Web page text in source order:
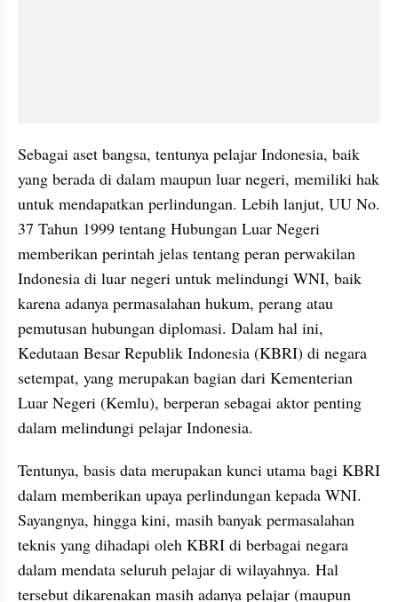
Sebagai aset bangsa, tentunya pelajar Indonesia, baik
yang berada di dalam maupun luar negeri, memiliki hak
untuk mendapatkan perlindungan. Lebih lanjut, UU No.
37 Tahun 1999 tentang Hubungan Luar Negeri
memberikan perintah jelas tentang peran perwakilan
Indonesia di luar negeri untuk melindungi WNI, baik
karena adanya permasalahan hukum, perang atau
pemutusan hubungan diplomasi. Dalam hal ini,
Kedutaan Besar Republik Indonesia (KBRI) di negara
setempat, yang merupakan bagian dari Kementerian
Luar Negeri (Kemlu), berperan sebagai aktor penting
dalam melindungi pelajar Indonesia.
Tentunya, basis data merupakan kunci utama bagi KBRI
dalam memberikan upaya perlindungan kepada WNI.
Sayangnya, hingga kini, masih banyak permasalahan
teknis yang dihadapi oleh KBRI di berbagai negara
dalam mendata seluruh pelajar di wilayahnya. Hal
tersebut dikarenakan masih adanya pelajar (maupun